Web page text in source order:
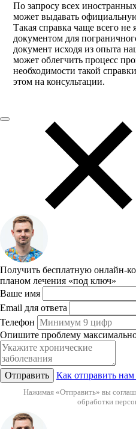
По запросу всех
может выдавать
Такая справка чаще всего не
документом для
документ исходя из опыта
может облегчить процесс
необходимости такой
этом на консультации.
Получить бесплатную онлайн-
планом лечения «под ключ»
Ваше имя
Email для ответа
Телефон
Опишите проблему
Отправить Как отправить
Нажимая «Отправить» вы
обработки